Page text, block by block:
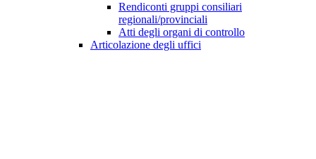
Rendiconti gruppi consiliari
regionali/provinciali
Atti degli organi di controllo
Articolazione degli uffici